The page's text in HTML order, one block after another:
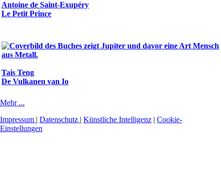
Antoine de Saint-Exupéry
Le Petit Prince
Tais Teng
De Vulkanen van Io
Mehr ...
Impressum | Datenschutz | Künstliche Intelligenz | Cookie-
Einstellungen